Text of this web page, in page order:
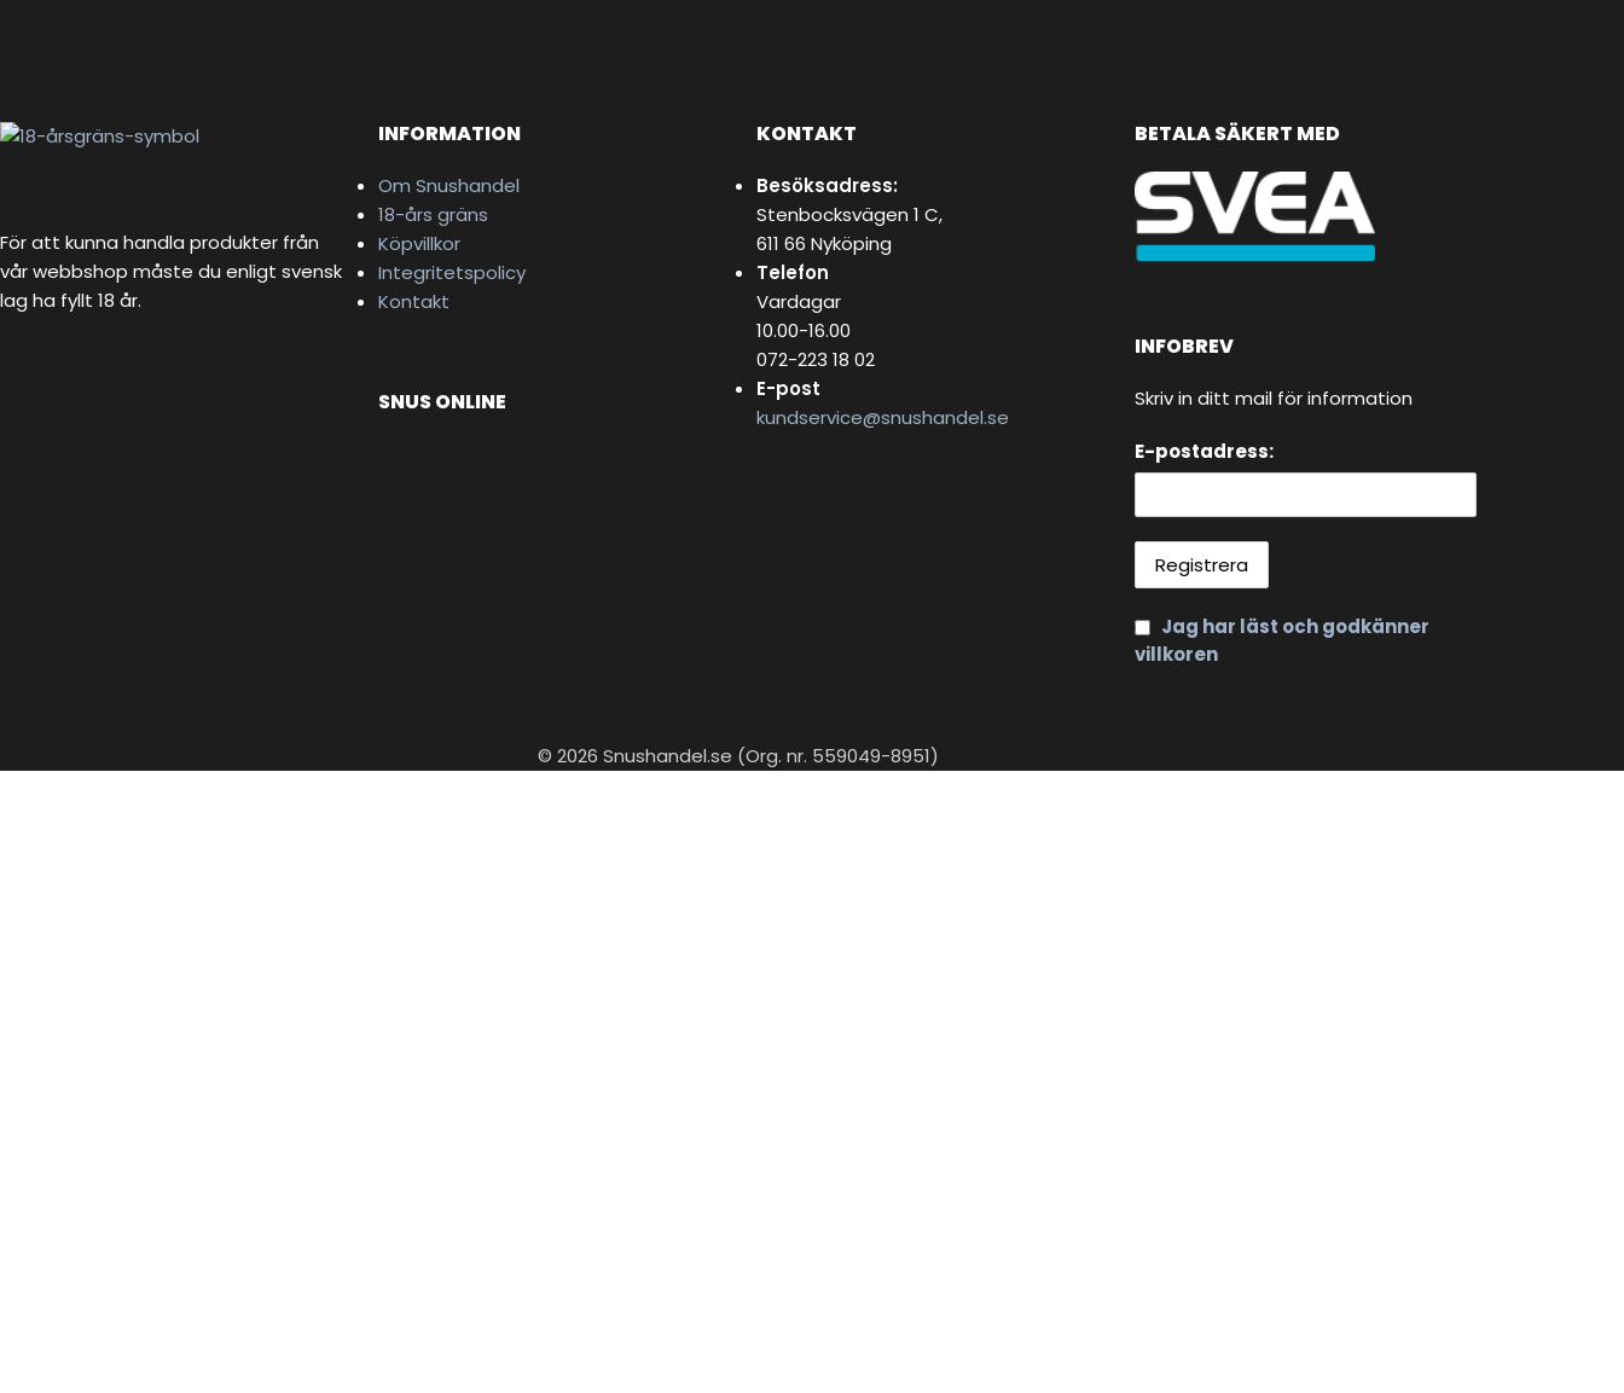
För att kunna handla produkter från
vår webbshop måste du enligt svensk
lag ha fyllt 18 år.
INFORMATION
Om Snushandel
18-års gräns
Köpvillkor
Integritetspolicy
Kontakt
SNUS ONLINE
KONTAKT
Besöksadress:
Stenbocksvägen 1 C,
611 66 Nyköping
Telefon
Vardagar
10.00-16.00
072-223 18 02
E-post
kundservice@snushandel.se
BETALA SÄKERT MED
INFOBREV
Skriv in ditt mail för information
E-postadress:
Jag har läst och godkänner
villkoren
© 2026 Snushandel.se (Org. nr. 559049-8951)